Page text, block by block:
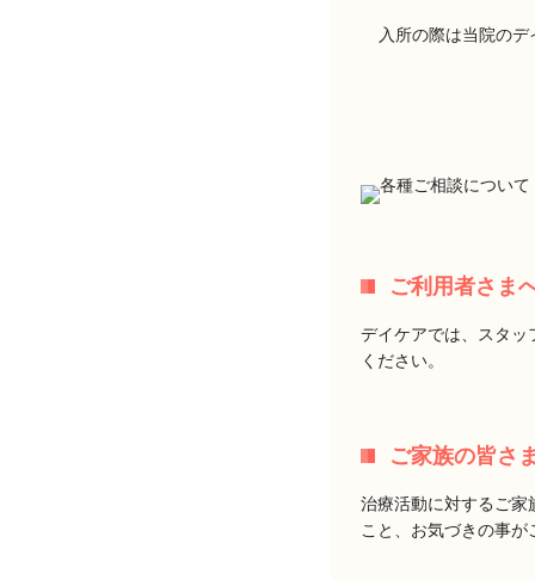
入所の際は当院の
ご利用者さま
デイケアでは、スタッ
ください。
ご家族の皆さ
治療活動に対するご家
こと、お気づきの事